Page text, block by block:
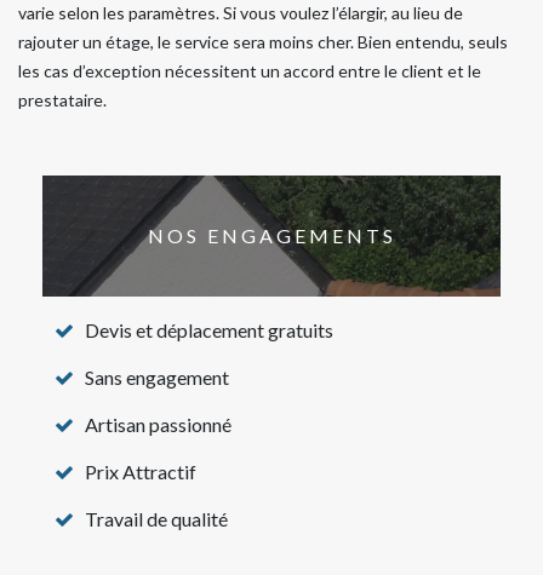
varie selon les paramètres. Si vous voulez l’élargir, au lieu de
rajouter un étage, le service sera moins cher. Bien entendu, seuls
les cas d’exception nécessitent un accord entre le client et le
prestataire.
NOS ENGAGEMENTS
Devis et déplacement gratuits
Sans engagement
Artisan passionné
Prix Attractif
Travail de qualité